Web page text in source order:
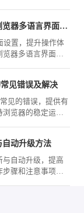
Google浏览器下载完成后浏览器多语言界面设置技巧
设置，提升操作体
器多语言界面设
见错误及解决
见的错误，提供有
浏览器的稳定运
动升级方法
自动升级，提高
骤和注意事项，